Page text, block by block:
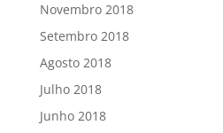
Novembro 2018
Setembro 2018
Agosto 2018
Julho 2018
Junho 2018